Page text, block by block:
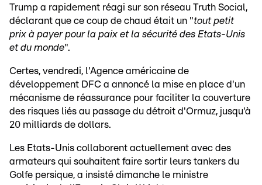
Trump a rapidement réagi sur son réseau Truth Social,
déclarant que ce coup de chaud était un "tout petit
prix à payer pour la paix et la sécurité des Etats-Unis
et du monde".
Certes, vendredi, l'Agence américaine de
développement DFC a annoncé la mise en place d'un
mécanisme de réassurance pour faciliter la couverture
des risques liés au passage du détroit d'Ormuz, jusqu'à
20 milliards de dollars.
Les Etats-Unis collaborent actuellement avec des
armateurs qui souhaitent faire sortir leurs tankers du
Golfe persique, a insisté dimanche le ministre